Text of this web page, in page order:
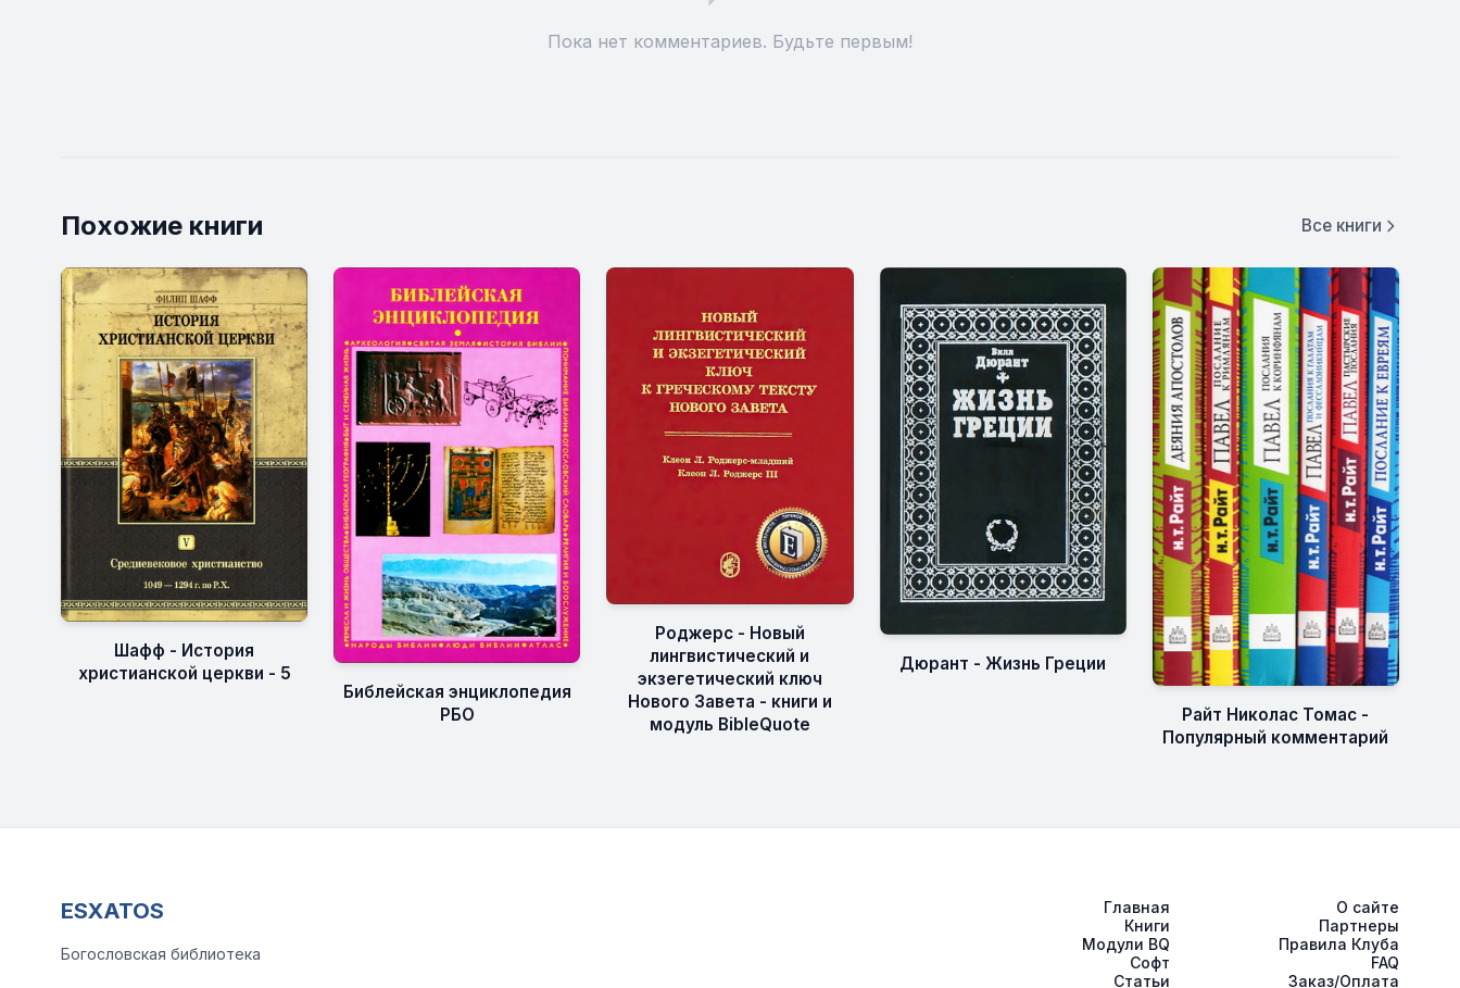
Пока нет комментариев. Будьте первым!
Похожие книги Все книги
Шафф - История
христианской церкви - 5
Библейская энциклопедия
РБО
Роджерс - Новый
лингвистический и
экзегетический ключ
Нового Завета - книги и
модуль BibleQuote
Дюрант - Жизнь Греции
Райт Николас Томас -
Популярный комментарий
ESXATOS
Богословская библиотека
Главная
Книги
Модули BQ
Софт
Статьи
О сайте
Партнеры
Правила Клуба
FAQ
Заказ/Оплата